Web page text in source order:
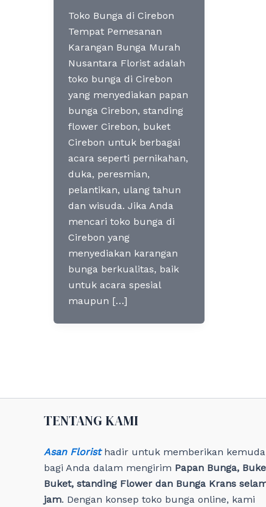
Toko Bunga di Cirebon
Tempat Pemesanan
Karangan Bunga Murah
Nusantara Florist adalah
toko bunga di Cirebon
yang menyediakan papan
bunga Cirebon, standing
flower Cirebon, buket
Cirebon untuk berbagai
acara seperti pernikahan,
duka, peresmian,
pelantikan, ulang tahun
dan wisuda. Jika Anda
mencari toko bunga di
Cirebon yang
menyediakan karangan
bunga berkualitas, baik
untuk acara spesial
maupun […]
TENTANG KAMI
Asan Floristhadir untuk memberikan
bagi Anda dalam mengirim Papan Bunga,
Buket, standing Flower dan Bunga Krans
jam. Dengan konsep toko bunga online, kami